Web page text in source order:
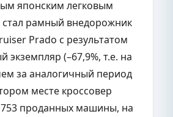
японским легковым
рамный внедорожник
Prado с результатом
экземпляр (–67,9%, т.е. на
за аналогичный период
месте кроссовер
753 проданных машины, на